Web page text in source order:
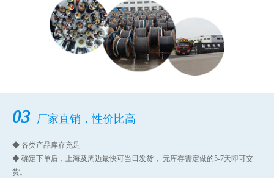
03 厂家直销，性价比高
◆ 各类产品库存充足
◆ 确定下单后，上海及周边最快可当日发货， 无库存需定做的5-7天即可交
货。